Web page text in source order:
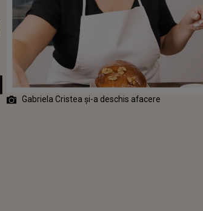
Gabriela Cristea și-a deschis afacere